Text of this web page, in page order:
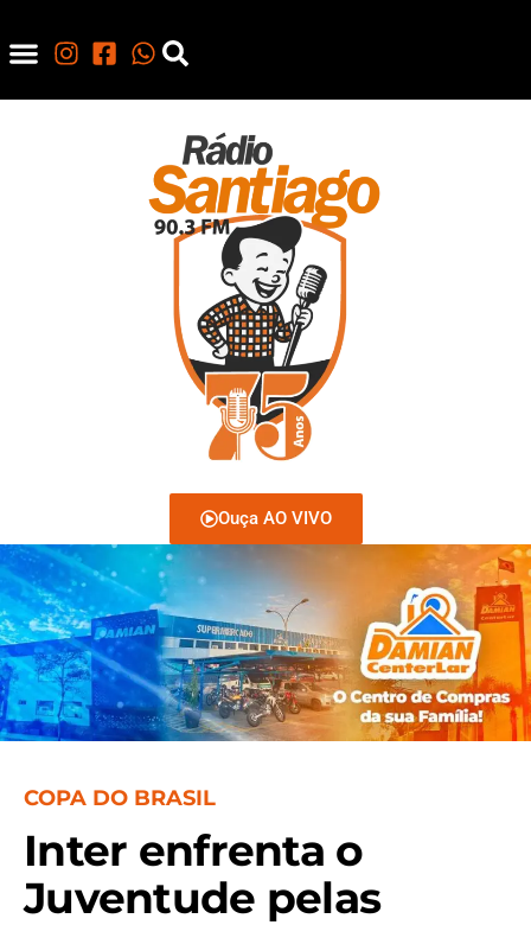
Ouça AO VIVO
COPA DO BRASIL
Inter enfrenta o
Juventude pelas